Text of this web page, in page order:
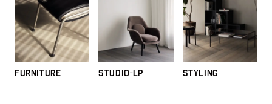
FURNITURE STUDIO-LP STYLING